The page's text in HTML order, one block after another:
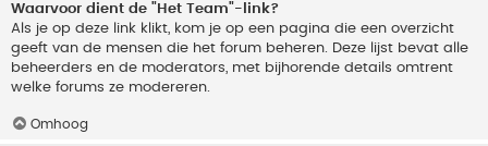
Waarvoor dient de "Het Team"-link?
Als je op deze link klikt, kom je op een pagina die een overzicht
geeft van de mensen die het forum beheren. Deze lijst bevat alle
beheerders en de moderators, met bijhorende details omtrent
welke forums ze modereren.
Omhoog